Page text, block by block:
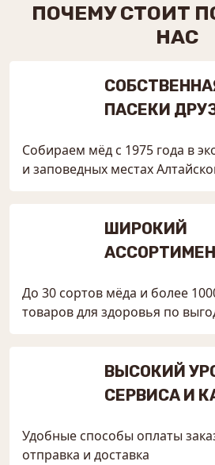
ПОЧЕМУ СТОИТ
НАС
ПАСЕКИ
Собираем мёд с 1975 года в
и заповедных местах
ШИРОКИЙ
До 30 сортов мёда и более
товаров для здоровья по
ВЫСОКИЙ
СЕРВИСА И
Удобные способы оплаты
отправка и доставка